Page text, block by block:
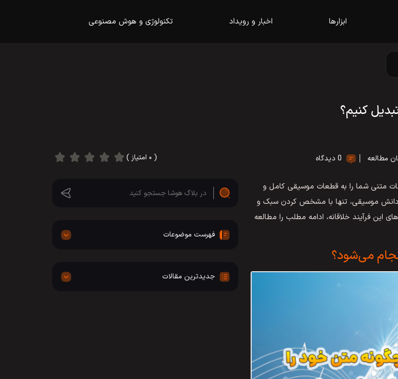
ابزارها اخبار و رویداد تکنولوژی و هوش مصنوعی
کنیم؟
0 دیدگاه ( ۰ امتیاز )
متنی شما را به قطعات موسیقی کامل و
دانش موسیقی، تنها با مشخص کردن سبک و
این فرآیند خلاقانه، ادامه مطلب را مطالعه
می‌شود؟
فهرست موضوعات
جدیدترین مقالات